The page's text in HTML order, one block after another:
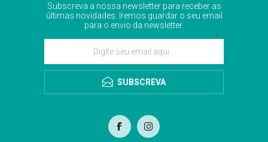
Subscreva a nossa newsletter para receber as
últimas novidades. Iremos guardar o seu email
para o envio da newsletter.
SUBSCREVA